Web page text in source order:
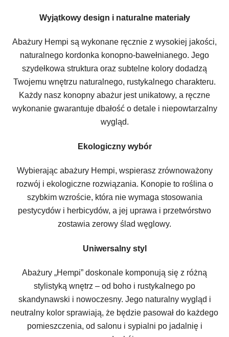
Wyjątkowy design i naturalne materiały
Abażury Hempi są wykonane ręcznie z wysokiej jakości,
naturalnego kordonka konopno-bawełnianego. Jego
szydełkowa struktura oraz subtelne kolory dodadzą
Twojemu wnętrzu naturalnego, rustykalnego charakteru.
Każdy nasz konopny abażur jest unikatowy, a ręczne
wykonanie gwarantuje dbałość o detale i niepowtarzalny
wygląd.
Ekologiczny wybór
Wybierając abażury Hempi, wspierasz zrównoważony
rozwój i ekologiczne rozwiązania. Konopie to roślina o
szybkim wzroście, która nie wymaga stosowania
pestycydów i herbicydów, a jej uprawa i przetwórstwo
zostawia zerowy ślad węglowy.
Uniwersalny styl
Abażury „Hempi” doskonale komponują się z różną
stylistyką wnętrz – od boho i rustykalnego po
skandynawski i nowoczesny. Jego naturalny wygląd i
neutralny kolor sprawiają, że będzie pasował do każdego
pomieszczenia, od salonu i sypialni po jadalnię i